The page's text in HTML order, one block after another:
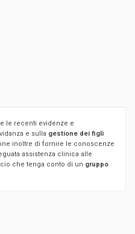
le recenti evidenze e
e sulla gestione dei figli
inoltre di fornire le conoscenze
assistenza clinica alle
che tenga conto di un gruppo